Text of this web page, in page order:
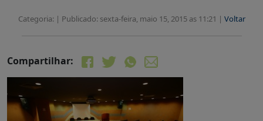
Categoria: | Publicado: sexta-feira, maio 15, 2015 as 11:21 | Voltar
Compartilhar: